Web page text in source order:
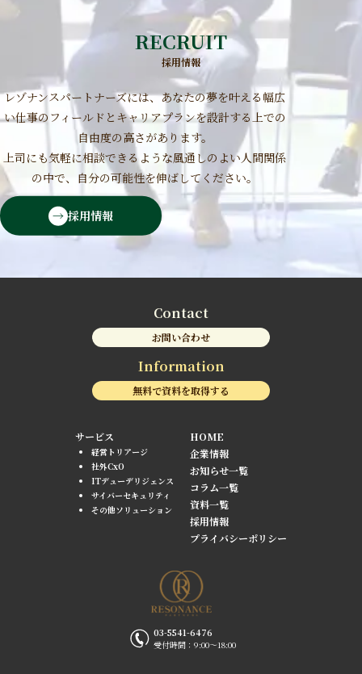
RECRUIT
採用情報
レゾナンスパートナーズには、あなたの夢を叶える幅広
い仕事のフィールドとキャリアプランを設計する上での
自由度の高さがあります。
上司にも気軽に相談できるような風通しのよい人間関係
の中で、自分の可能性を伸ばしてください。
採用情報
Contact
お問い合わせ
Information
無料で資料を取得する
サービス
経営トリアージ
社外CxO
ITデューデリジェンス
サイバーセキュリティ
その他ソリューション
HOME
企業情報
お知らせ一覧
コラム一覧
資料一覧
採用情報
プライバシーポリシー
03-5541-6476
受付時間：9:00〜18:00